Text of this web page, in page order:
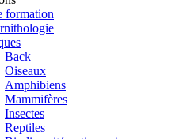
formation
Back
Oiseaux
Amphibiens
Mammifères
Insectes
Reptiles